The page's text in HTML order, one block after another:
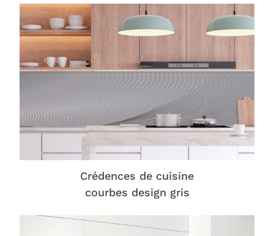
Crédences de cuisine
courbes design gris